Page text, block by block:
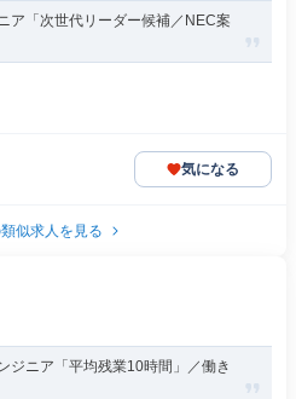
ア「次世代リーダー候補／NEC案
気になる
似求人を見る
ジニア「平均残業10時間」／働き